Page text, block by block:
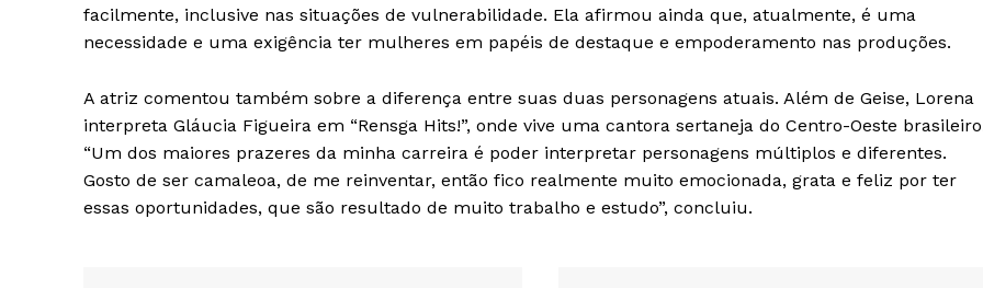
facilmente, inclusive nas situações de vulnerabilidade. Ela afirmou ainda que, atualmente, é uma
necessidade e uma exigência ter mulheres em papéis de destaque e empoderamento nas produções.
A atriz comentou também sobre a diferença entre suas duas personagens atuais. Além de Geise, Lorena
interpreta Gláucia Figueira em “Rensga Hits!”, onde vive uma cantora sertaneja do Centro-Oeste
“Um dos maiores prazeres da minha carreira é poder interpretar personagens múltiplos e diferentes.
Gosto de ser camaleoa, de me reinventar, então fico realmente muito emocionada, grata e feliz por ter
essas oportunidades, que são resultado de muito trabalho e estudo”, concluiu.